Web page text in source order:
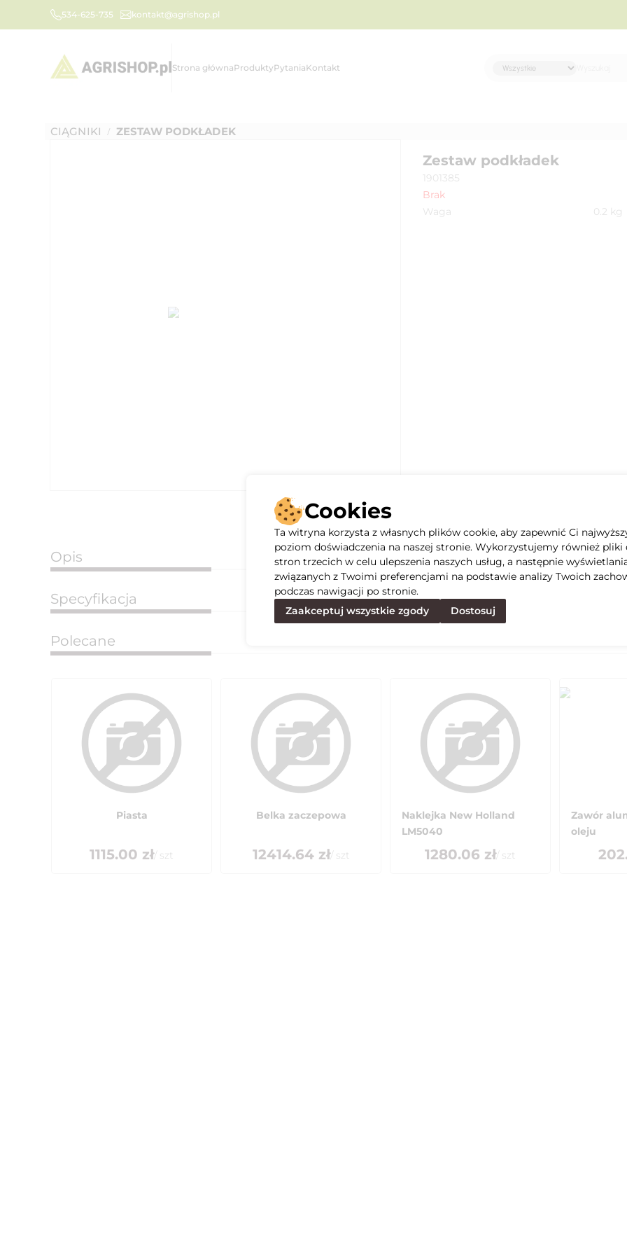
534-625-735 kontakt@agrishop.pl
Strona głównaProduktyPytaniaKontakt
CIĄGNIKI / ZESTAW PODKŁADEK
Zestaw podkładek
1901385
Brak
Waga
0.2 kg
Opis
Specyfikacja
Polecane
Piasta
1115.00 zł/ szt
Belka zaczepowa
12414.64zł/ szt
Naklejka New Holland
LM5040
1280.06 zł/ szt
Zawór
oleju
Cookies
Ta witryna korzysta z własnych plików cookie, aby zapewnić Ci
poziom doświadczenia na naszej stronie. Wykorzystujemy również pliki
stron trzecich w celu ulepszenia naszych usług, a następnie
związanych z Twoimi preferencjami na podstawie analizy Twoich
podczas nawigacji po stronie.
Zaakceptuj wszystkie zgody
Dostosuj